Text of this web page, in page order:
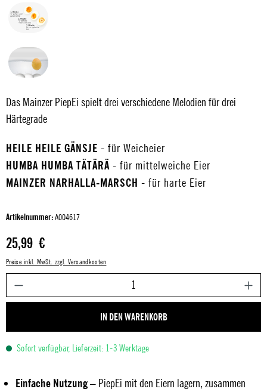
Das Mainzer PiepEi spielt drei verschiedene Melodien für drei
Härtegrade
HEILE HEILE GÄNSJE - für Weicheier
HUMBA HUMBA TÄTÄRÄ - für mittelweiche Eier
MAINZER NARHALLA-MARSCH - für harte Eier
Artikelnummer:A004617
Regulärer Preis:
25,99 €
Preise inkl. MwSt. zzgl. Versandkosten
IN DEN WARENKORB
Sofort verfügbar, Lieferzeit: 1-3 Werktage
Einfache Nutzung– PiepEi mit den Eiern lagern, zusammen